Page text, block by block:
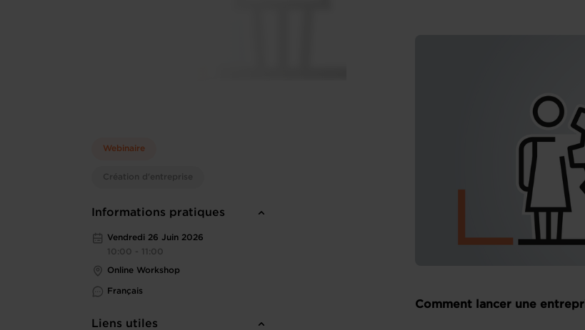
Webinaire
Création d'entreprise
Informations pratiques
Vendredi 26 Juin 2026
10:00 - 11:00
Online Workshop
Français
Liens utiles
Comment lancer une